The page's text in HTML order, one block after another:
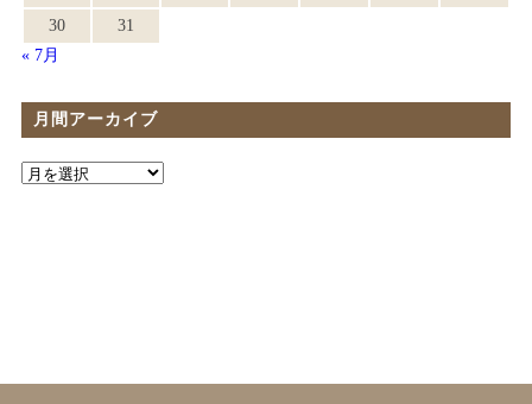
30
31
« 7月
月間アーカイブ